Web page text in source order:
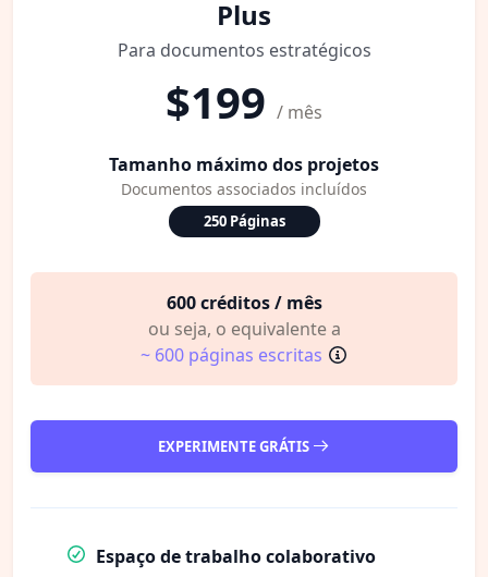
Plus
Para documentos estratégicos
$199 / mês
Tamanho máximo dos projetos
Documentos associados incluídos
250 Páginas
600 créditos / mês
ou seja, o equivalente a
~ 600 páginas escritas
EXPERIMENTE GRÁTIS
Espaço de trabalho colaborativo